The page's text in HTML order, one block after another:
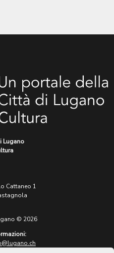
Lugano
Cattaneo 1
© 2026